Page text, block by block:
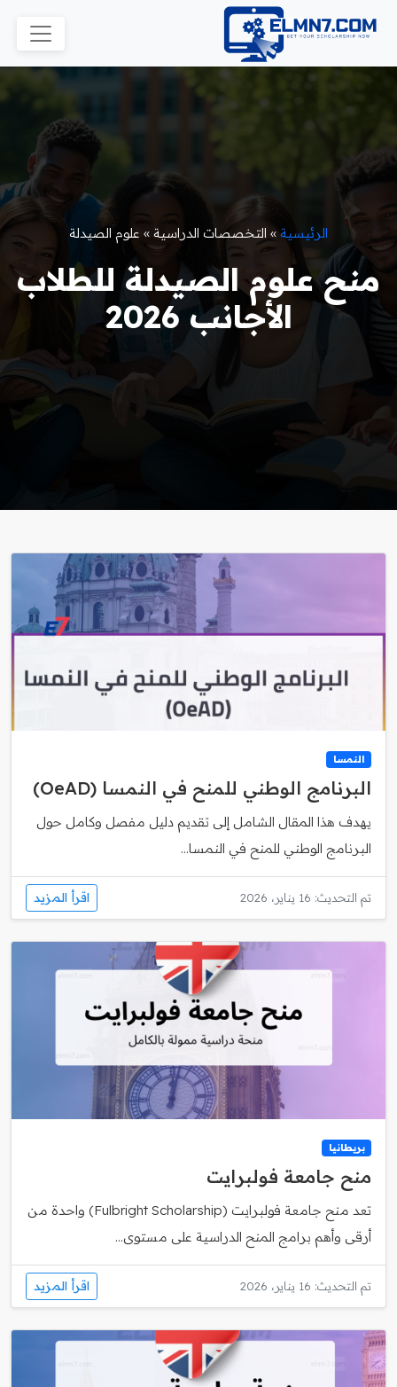
الرئيسية» التخصصات الدراسية » علوم الصيدلة
منح علوم الصيدلة للطلاب
الأجانب 2026
النمسا
البرنامج الوطني للمنح في النمسا (OeAD)
يهدف هذا المقال الشامل إلى تقديم دليل مفصل وكامل حول
البرنامج الوطني للمنح في النمسا...
تم التحديث: 16 يناير، 2026 اقرأ المزيد
بريطانيا
منح جامعة فولبرايت
تعد منح جامعة فولبرايت (Fulbright Scholarship) واحدة من
أرقى وأهم برامج المنح الدراسية على مستوى...
تم التحديث: 16 يناير، 2026 اقرأ المزيد